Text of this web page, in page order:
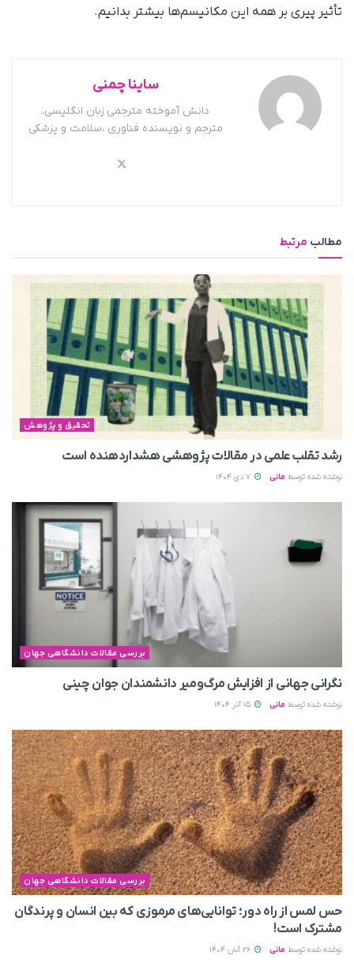
تأثیر پیری بر همه این مکانیسم‌ها بیشتر بدانیم.
ساینا چمنی
دانش آموخته مترجمی زبان انگلیسی،
مترجم و نویسنده فناوری ،سلامت و پزشکی
مطالب مرتبط
تحقیق و پژوهش
رشد تقلب علمی در مقالات پژوهشی هشداردهنده است
نوشته شده توسط مانی
بررسی مقالات دانشگاهی جهان
نگرانی جهانی از افزایش مرگ‌ومیر دانشمندان جوان چینی
نوشته شده توسط مانی
بررسی مقالات دانشگاهی جهان
حس لمس از راه دور؛ توانایی‌های مرموزی که بین انسان و پرندگان
مشترک است!
نوشته شده توسط مانی